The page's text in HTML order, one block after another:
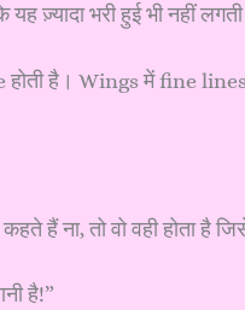
ज़्यादा भरी हुई भी नहीं
है। Wings में fine
हैं ना, तो वो वही होता है
है!”